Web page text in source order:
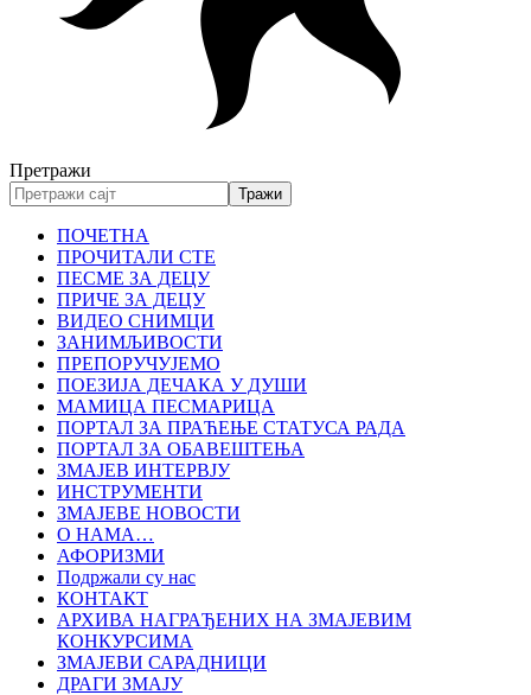
Претражи
ПОЧЕТНА
ПРОЧИТАЛИ СТЕ
ПЕСМЕ ЗА ДЕЦУ
ПРИЧЕ ЗА ДЕЦУ
ВИДЕО СНИМЦИ
ЗАНИМЉИВОСТИ
ПРЕПОРУЧУЈЕМО
ПОЕЗИЈА ДЕЧАКА У ДУШИ
МАМИЦА ПЕСМАРИЦА
ПОРТАЛ ЗА ПРАЋЕЊЕ СТАТУСА РАДА
ПОРТАЛ ЗА ОБАВЕШТЕЊА
ЗМАЈЕВ ИНТЕРВЈУ
ИНСТРУМЕНТИ
ЗМАЈЕВЕ НОВОСТИ
О НАМА…
АФОРИЗМИ
Подржали су нас
КОНТАКТ
АРХИВА НАГРАЂЕНИХ НА ЗМАЈЕВИМ
КОНКУРСИМА
ЗМАЈЕВИ САРАДНИЦИ
ДРАГИ ЗМАЈУ